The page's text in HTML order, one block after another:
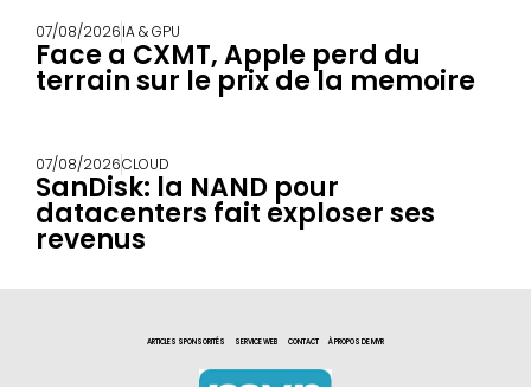
07/08/2026IA & GPU
Face a CXMT, Apple perd du
terrain sur le prix de la memoire
07/08/2026CLOUD
SanDisk: la NAND pour
datacenters fait exploser ses
revenus
ARTICLES SPONSORITÉS SERVICE WEB CONTACT À PROPOS DE MYR